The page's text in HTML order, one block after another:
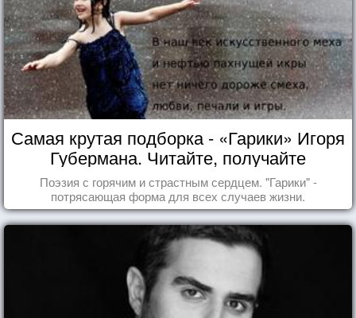
Самая крутая подборка - «Гарики» Игоря
Губермана. Читайте, получайте
удовольствие!
Поэзия с горячим и страстным сердцем. "Гарики" -
потрясающая форма для всех случаев жизни.